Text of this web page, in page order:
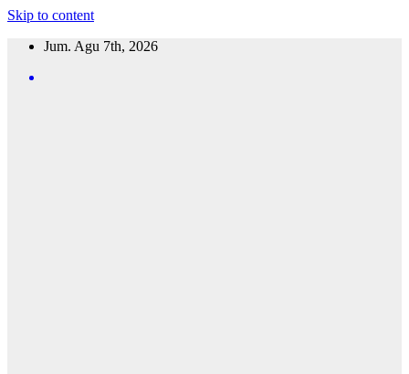
Skip to content
Jum. Agu 7th, 2026